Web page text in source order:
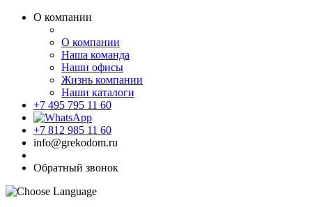
О компании
О компании
Наша команда
Наши офисы
Жизнь компании
Наши каталоги
+7 495 795 11 60
+7 812 985 11 60
info@grekodom.ru
Обратный звонок